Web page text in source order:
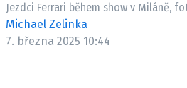
ETICKÝ
Jezdci Ferrari během show v Miláně,
Michael Zelinka
7. března 2025 10:44